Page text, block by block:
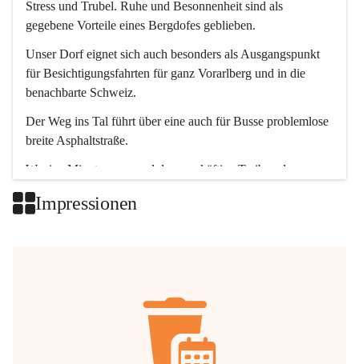
Stress und Trubel. Ruhe und Besonnenheit sind als
gegebene Vorteile eines Bergdofes geblieben.
Unser Dorf eignet sich auch besonders als Ausgangspunkt
für Besichtigungsfahrten für ganz Vorarlberg und in die
benachbarte Schweiz.
Der Weg ins Tal führt über eine auch für Busse problemlose
breite Asphaltstraße.
Wenige Minuten nur, und das geschäftige Treiben der
Impressionen